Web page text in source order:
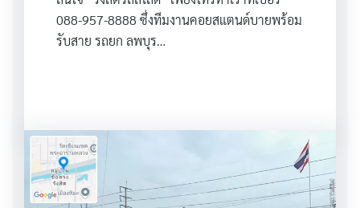
088-957-8888 ซึ่งทีมงานคอยสแตนด์บายพร้อม
รับสาย รถยก ลพบุร…